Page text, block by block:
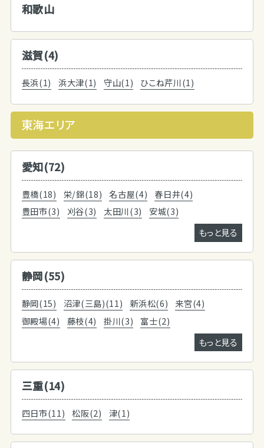
和歌山
滋賀(4)
長浜(1) 浜大津(1) 守山(1) ひこね芹川(1)
東海エリア
愛知(72)
豊橋(18) 栄/錦(18) 名古屋(4)
春日井(4)
豊田市(3)
刈谷(3) 太田川(3)
安城(3)
もっと見る
静岡(55)
静岡(15) 沼津(三島)(11) 新浜松(6)
来宮(4)
御殿場(4)
藤枝(4) 掛川(3)
富士(2)
もっと見る
三重(14)
四日市(11) 松阪(2) 津(1)